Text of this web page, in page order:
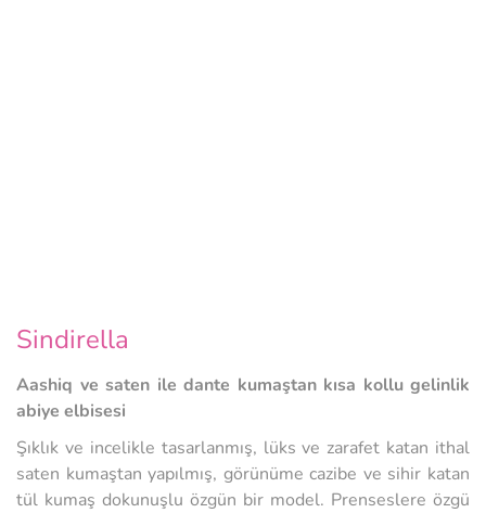
Sindirella
Aashiq ve saten ile dante kumaştan kısa kollu gelinlik
abiye elbisesi
Şıklık ve incelikle tasarlanmış, lüks ve zarafet katan ithal
saten kumaştan yapılmış, görünüme cazibe ve sihir katan
tül kumaş dokunuşlu özgün bir model. Prenseslere özgü